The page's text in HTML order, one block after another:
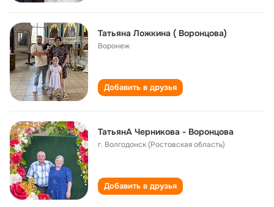
Татьяна Ложкина ( Воронцова)
Воронеж
Добавить в друзья
ТатьянА Черникова - Воронцова
г. Волгодонск (Ростовская область)
Добавить в друзья